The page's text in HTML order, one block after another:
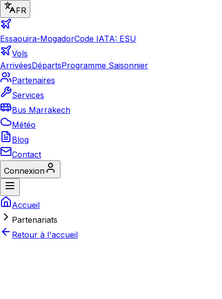
FR
Essaouira-MogadorCode IATA: ESU
Vols
ArrivéesDépartsProgramme Saisonnier
Partenaires
Services
Bus Marrakech
Météo
Blog
Contact
Connexion
Accueil
Partenariats
Retour à l'accueil